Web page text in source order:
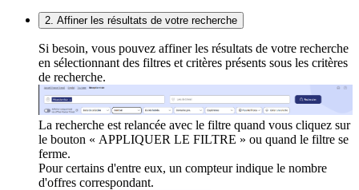
2. Affiner les résultats de votre recherche
Si besoin, vous pouvez affiner les résultats de votre recherche
en sélectionnant des filtres et critères présents sous les critères
de recherche.
La recherche est relancée avec le filtre quand vous cliquez sur
le bouton « APPLIQUER LE FILTRE » ou quand le filtre se
ferme.
Pour certains d'entre eux, un compteur indique le nombre
d'offres correspondant.